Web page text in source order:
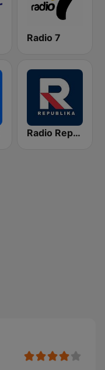
Radio 7
Radio Republika